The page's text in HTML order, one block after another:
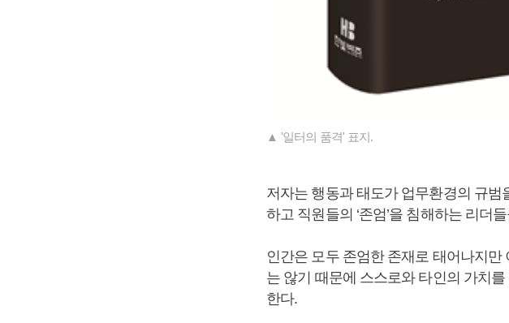
▲ '일터의 품격' 표지.
저자는 행동과 태도가 업무환경의 규
하고 직원들의 ‘존엄’을 침해하는 리더
인간은 모두 존엄한 존재로 태어나지만
는 않기 때문에 스스로와 타인의 가치
한다.